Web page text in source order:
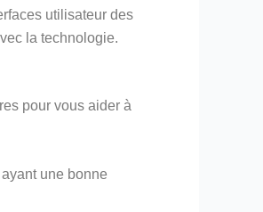
utilisateur des
la technologie.
pour vous aider à
une bonne